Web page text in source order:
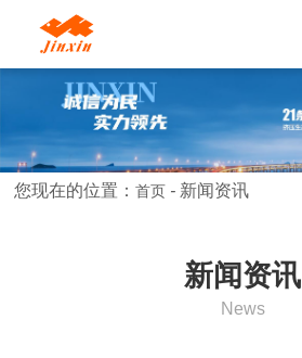
您现在的位置：首页 - 新闻资讯
新闻资讯
News